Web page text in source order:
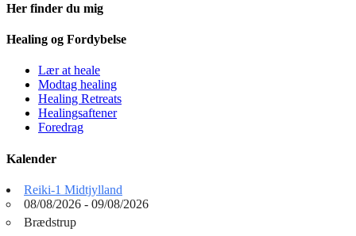
Her finder du mig
Healing og Fordybelse
Lær at heale
Modtag healing
Healing Retreats
Healingsaftener
Foredrag
Kalender
Reiki-1 Midtjylland
08/08/2026 - 09/08/2026
Brædstrup